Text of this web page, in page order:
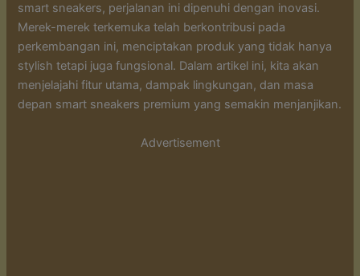
smart sneakers, perjalanan ini dipenuhi dengan inovasi.
Merek-merek terkemuka telah berkontribusi pada
perkembangan ini, menciptakan produk yang tidak hanya
stylish tetapi juga fungsional. Dalam artikel ini, kita akan
menjelajahi fitur utama, dampak lingkungan, dan masa
depan smart sneakers premium yang semakin menjanjikan.
Advertisement